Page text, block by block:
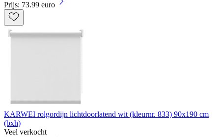
Prijs: 73.99 euro
KARWEI rolgordijn lichtdoorlatend wit (kleurnr. 833) 90x190 cm
(bxh)
Veel verkocht